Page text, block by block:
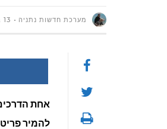
מערכת חדשות נתניה 13 בספטמבר 2022
אחת
להמיר